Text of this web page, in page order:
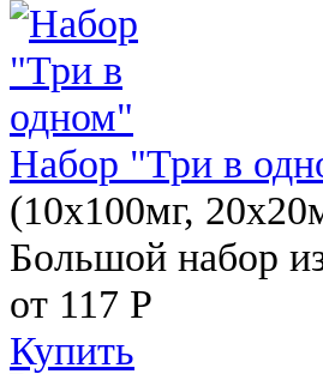
Набор "Три в
(10x100мг,
Большой набор
от 117 Р
Купить